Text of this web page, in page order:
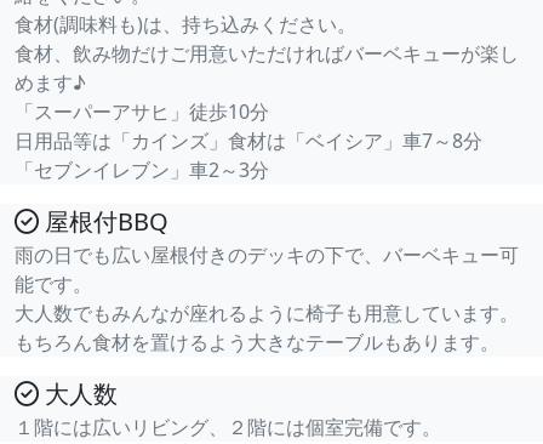
食材(調味料も)は、持ち込みください。
食材、飲み物だけご用意いただければバーベキューが楽し
めます♪
「スーパーアサヒ」徒歩10分
日用品等は「カインズ」食材は「ベイシア」車7～8分
「セブンイレブン」車2～3分
屋根付BBQ
雨の日でも広い屋根付きのデッキの下で、バーベキュー可
能です。
大人数でもみんなが座れるように椅子も用意しています。
もちろん食材を置けるよう大きなテーブルもあります。
大人数
１階には広いリビング、２階には個室完備です。